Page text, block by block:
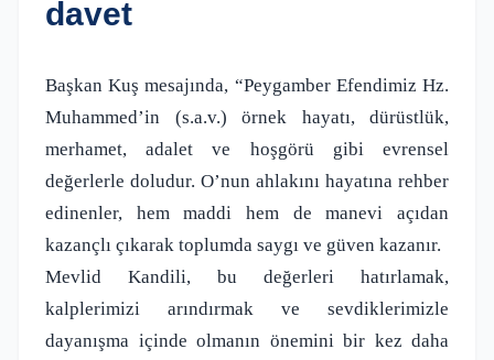
davet
Başkan Kuş mesajında, “Peygamber Efendimiz Hz.
Muhammed’in (s.a.v.) örnek hayatı, dürüstlük,
merhamet, adalet ve hoşgörü gibi evrensel
değerlerle doludur. O’nun ahlakını hayatına rehber
edinenler, hem maddi hem de manevi açıdan
kazançlı çıkarak toplumda saygı ve güven kazanır.
Mevlid Kandili, bu değerleri hatırlamak,
kalplerimizi arındırmak ve sevdiklerimizle
dayanışma içinde olmanın önemini bir kez daha